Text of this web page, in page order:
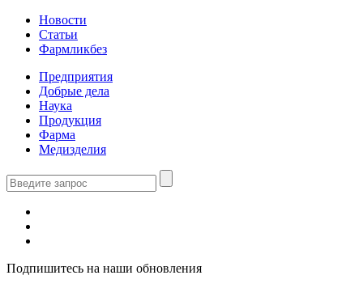
Новости
Статьи
Фармликбез
Предприятия
Добрые дела
Наука
Продукция
Фарма
Медизделия
Подпишитесь на наши обновления